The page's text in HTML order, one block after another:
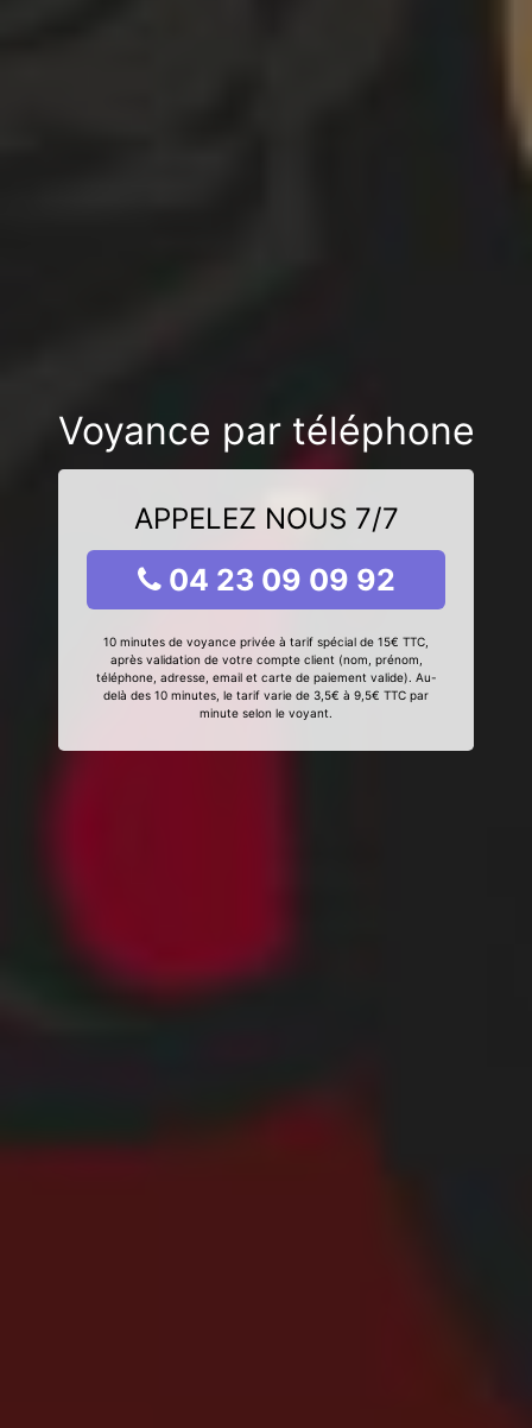
Voyance par téléphone
APPELEZ NOUS 7/7
04 23 09 09 92
10 minutes de voyance privée à tarif spécial de 15€ TTC,
après validation de votre compte client (nom, prénom,
téléphone, adresse, email et carte de paiement valide). Au-
delà des 10 minutes, le tarif varie de 3,5€ à 9,5€ TTC par
minute selon le voyant.